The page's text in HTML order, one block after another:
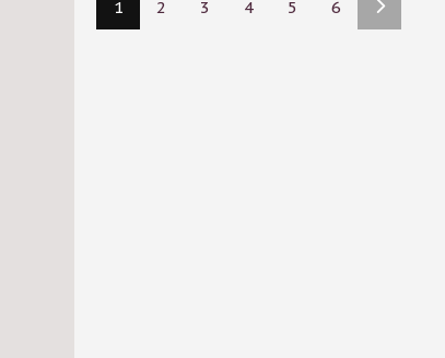
1 2 3 4 5 6